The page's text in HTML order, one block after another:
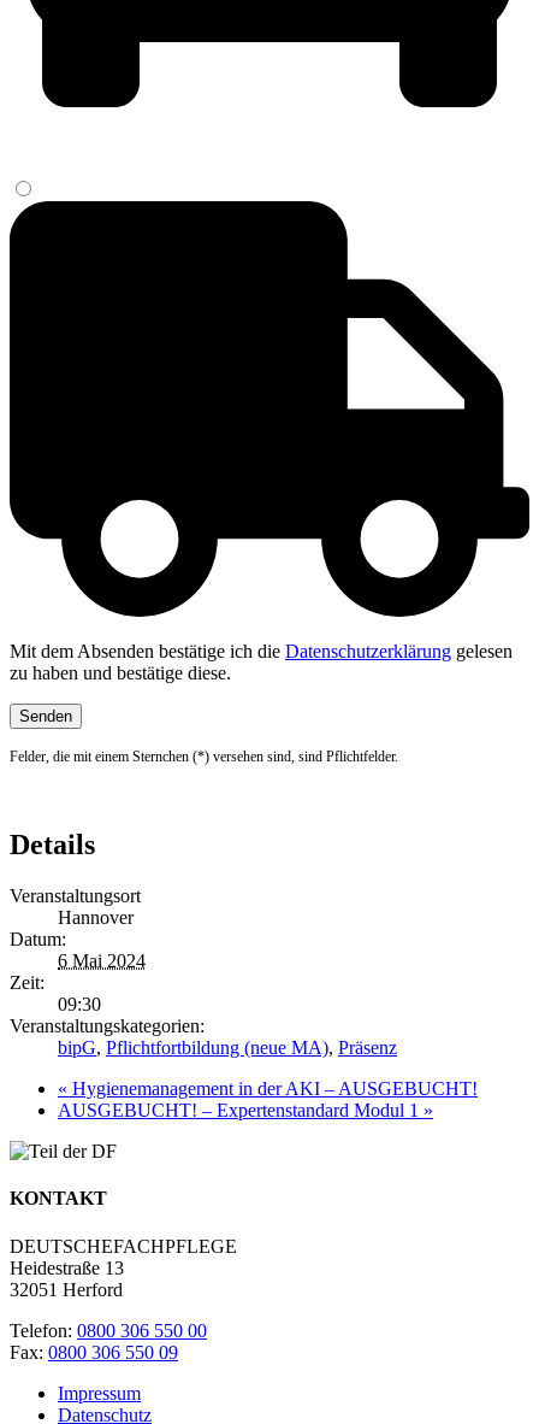
Mit dem Absenden bestätige ich die Datenschutzerklärung gelesen
zu haben und bestätige diese.
Felder, die mit einem Sternchen (*) versehen sind, sind Pflichtfelder.
Details
Veranstaltungsort
Hannover
Datum:
6 Mai 2024
Zeit:
09:30
Veranstaltungskategorien:
bipG, Pflichtfortbildung (neue MA), Präsenz
« Hygienemanagement in der AKI – AUSGEBUCHT!
AUSGEBUCHT! – Expertenstandard Modul 1 »
KONTAKT
DEUTSCHEFACHPFLEGE
Heidestraße 13
32051 Herford
Telefon: 0800 306 550 00
Fax: 0800 306 550 09
Impressum
Datenschutz